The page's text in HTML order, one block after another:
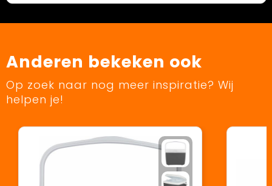
Anderen bekeken ook
Op zoek naar nog meer inspiratie? Wij
helpen je!